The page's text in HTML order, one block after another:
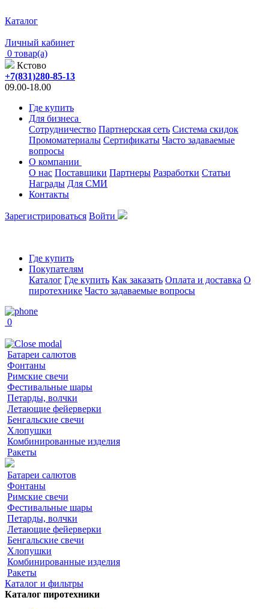
Каталог
Личный кабинет
0 товар(а)
Кстово
+7(831)280-85-13
09.00-18.00
Где купить
Для бизнеса
Сотрудничество Партнерская сеть Система скидок
Промоматериалы Сертификаты Часто задаваемые
вопросы
О компании
О нас Поставщики Партнеры Разработки Статьи
Награды Для СМИ
Контакты
Зарегистрироваться Войти
Где купить
Покупателям
Каталог Где купить Как заказать Оплата и доставка О
пиротехнике Часто задаваемые вопросы
0
Батареи салютов
Фонтаны
Римские свечи
Фестивальные шары
Петарды, волчки
Летающие фейерверки
Бенгальские свечи
Хлопушки
Комбинированные изделия
Ракеты
Батареи салютов
Фонтаны
Римские свечи
Фестивальные шары
Петарды, волчки
Летающие фейерверки
Бенгальские свечи
Хлопушки
Комбинированные изделия
Ракеты
Каталог и фильтры
Каталог пиротехники